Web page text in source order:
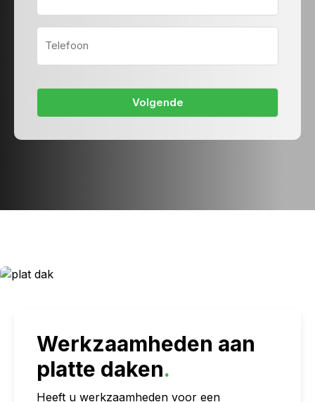
Telefoon
Werkzaamheden aan
platte daken.
Heeft u werkzaamheden voor een